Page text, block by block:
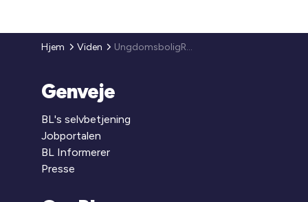
Hjem Viden UngdomsboligRapporten 2022
Genveje
BL's selvbetjening
Jobportalen
BL Informerer
Presse